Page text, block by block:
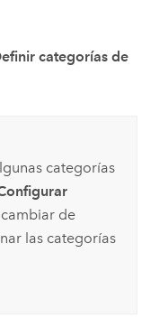
categorías de
categorías
de
las categorías